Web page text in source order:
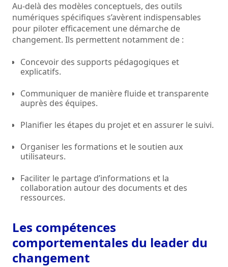
Au-delà des modèles conceptuels, des outils
numériques spécifiques s’avèrent indispensables
pour piloter efficacement une démarche de
changement. Ils permettent notamment de :
Concevoir des supports pédagogiques et
explicatifs.
Communiquer de manière fluide et transparente
auprès des équipes.
Planifier les étapes du projet et en assurer le suivi.
Organiser les formations et le soutien aux
utilisateurs.
Faciliter le partage d’informations et la
collaboration autour des documents et des
ressources.
Les compétences
comportementales du leader du
changement